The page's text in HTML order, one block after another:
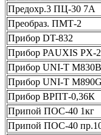
Предохр.3 ПЦ-30 7А
Преобраз. ПМТ-2
Прибор DT-832
Прибор PAUXIS PX-
Прибор UNI-T
Прибор UNI-T M890G
Прибор ВРПТ-0,36К
Припой ПОС-40 1кг
Припой ПОС-40